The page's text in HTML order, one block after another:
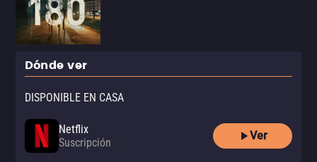
Dónde ver
DISPONIBLE EN CASA
Netflix
Suscripción
Ver